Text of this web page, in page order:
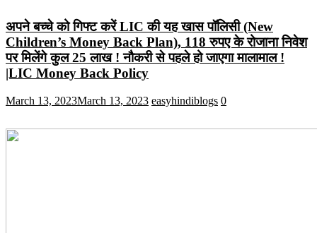
अपने बच्चे को गिफ्ट करें LIC की यह खास पॉलिसी (New
Children’s Money Back Plan), 118 रुपए के रोजाना निवेश
पर मिलेंगे कुल 25 लाख ! नौकरी से पहले हो जाएगा मालामाल !
|LIC Money Back Policy
March 13, 2023March 13, 2023 easyhindiblogs 0